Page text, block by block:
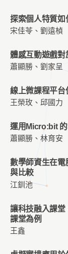
探索個人特質如
宋佳苓、劉遠楨
體感互動遊戲對
蕭顯勝、劉家呈
線上微課程平
王榮玫、邱國力
運用Micro:bit
蕭顯勝、林育安
數學師資生在電
與比較
江釧池
讓科技融⼊課
課堂為例
王鑫